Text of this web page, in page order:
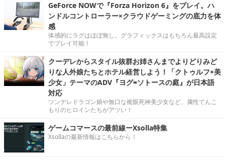
GeForce NOWで『Forza Horizon 6』をプレイ。ハ
ンドルコントローラー×クラウドゲーミングの底力を体
感
体感的にラグはほぼ無し。グラフィックスはもちろん最高設定
でプレイ可能！
クーデレからスタイル抜群お姉さんまでよりどりみど
りな人外娘たちとホテル経営しよう！「クトゥルフ×美
少女」テーマのADV『ヨグ=ソトースの庭』が日本語
対応
ツンデレドラゴン娘や無口な複眼死神美少女など、属性てんこ
もりのヒロインたちがアツい！
ゲームコマースの最前線ーXsolla特集
Xsollaの最新情報はこちらから！